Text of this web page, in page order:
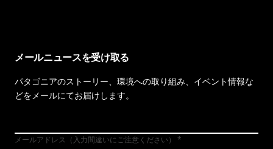
メールニュースを受け取る
パタゴニアのストーリー、環境への取り組み、イベント情報な
どをメールにてお届けします。
メールアドレス（入力間違いにご注意ください）